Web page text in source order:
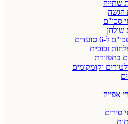
שתייה
הגשה
סכו"ם
שולחן
ל-6 סועדים
זכוכית
בתפזורת
וקומקומים
אפייה
סירים